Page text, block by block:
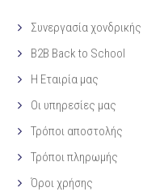
Συνεργασία χονδρικής
B2B Back to School
Η Eταιρία μας
Οι υπηρεσίες μας
Τρόποι αποστολής
Τρόποι πληρωμής
Όροι χρήσης